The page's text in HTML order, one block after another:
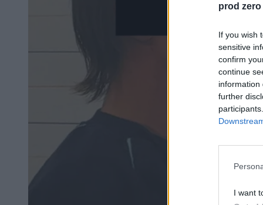
prod zero
If you wish
sensitive
confirm
continue
information
further
I want